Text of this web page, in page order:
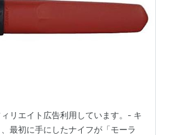
リエイト広告利用しています。- キ
最初に手にしたナイフが「モーラ